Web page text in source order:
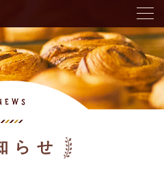
らせ